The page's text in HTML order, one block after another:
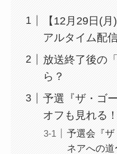
【12月29日(
アルタイム配
放送終了後の
ら？
予選『ザ・ゴ
オフも見れる！
予選会『
ネアへの道